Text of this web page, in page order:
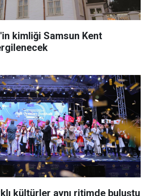
kimliği Samsun Kent
kültürler aynı ritimde buluştu